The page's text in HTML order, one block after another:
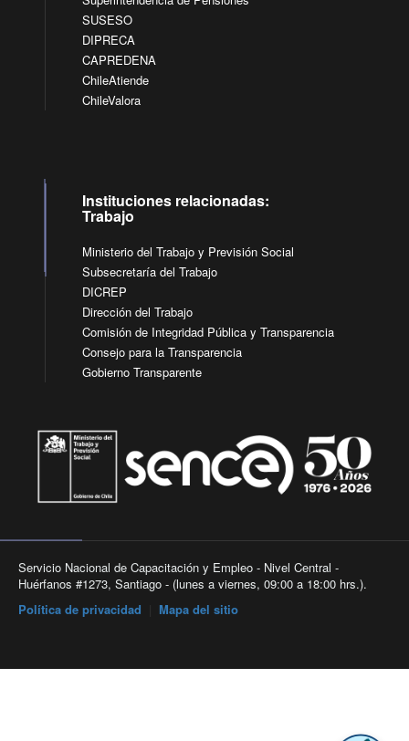
SUSESO
DIPRECA
CAPREDENA
ChileAtiende
ChileValora
Instituciones relacionadas:
Trabajo
Ministerio del Trabajo y Previsión Social
Subsecretaría del Trabajo
DICREP
Dirección del Trabajo
Comisión de Integridad Pública y Transparencia
Consejo para la Transparencia
Gobierno Transparente
Servicio Nacional de Capacitación y Empleo - Nivel Central -
Huérfanos #1273, Santiago - (lunes a viernes, 09:00 a 18:00 hrs.).
Política de privacidad
Mapa del sitio